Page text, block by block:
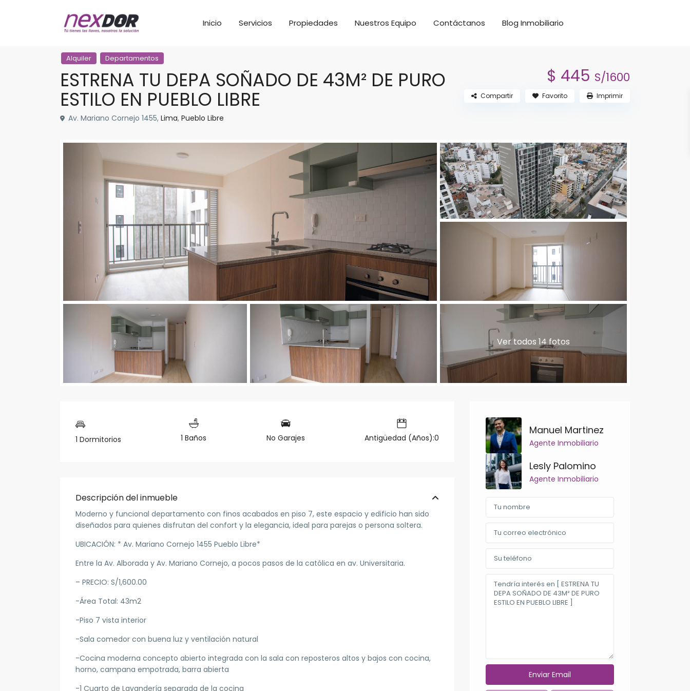
Inicio Servicios Propiedades Nuestros Equipo Contáctanos Blog Inmobiliario
Alquiler Departamentos
ESTRENA TU DEPA SOÑADO DE 43M² DE PURO
ESTILO EN PUEBLO LIBRE
$ 445 S/1600
Av. Mariano Cornejo 1455, Lima, Pueblo Libre
Compartir Favorito Imprimir
Ver todos 14 fotos
1 Dormitorios 1 Baños No Garajes Antigüedad (Años):0
Descripción del inmueble
Moderno y funcional departamento con finos acabados en piso 7, este espacio y edificio han sido
diseñados para quienes disfrutan del confort y la elegancia, ideal para parejas o persona soltera.
UBICACIÓN: * Av. Mariano Cornejo 1455 Pueblo Libre*
Entre la Av. Alborada y Av. Mariano Cornejo, a pocos pasos de la católica en av. Universitaria.
– PRECIO: S/1,600.00
-Área Total: 43m2
-Piso 7 vista interior
-Sala comedor con buena luz y ventilación natural
-Cocina moderna concepto abierto integrada con la sala con reposteros altos y bajos con cocina,
horno, campana empotrada, barra abierta
-1 Cuarto de Lavandería separada de la cocina
Manuel Martinez
Agente Inmobiliario
Lesly Palomino
Agente Inmobiliario